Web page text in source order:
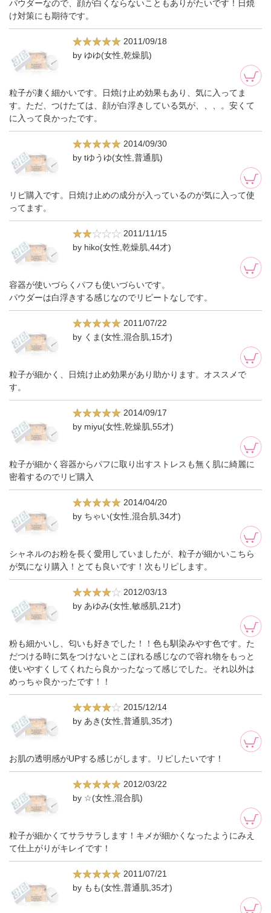
パウダーなので、顔が白くならないこともありがたいです！日焼
け対策にも期待です。
2011/09/18
by ゆゆ(女性,乾燥肌)
粒子が凄く細かいです。日焼け止め効果もあり、気に入ってま
す。ただ、つけたては、顔が白浮きしている気が、、、。安くて
に入って良かったです。
2014/09/30
by tゆうゆ(女性,普通肌)
リピ購入です。日焼け止めの成分が入っているのが気に入って使
ってます。
2011/11/15
by hiko(女性,乾燥肌,44才)
容器が使いづらくパフも使いづらいです。
パウダーは白浮きする感じなのでリピートなしです。
2011/07/22
by くま(女性,混合肌,15才)
粒子が細かく、日焼け止め効果があり助かります。オススメで
す。
2014/09/17
by miyu(女性,乾燥肌,55才)
粒子が細かく容器からパフに取り出すストレスも無く肌に綺麗に
密着するのでリピ購入
2014/04/20
by ちゃい(女性,混合肌,34才)
シャネルのお粉を長く愛用していましたが、粒子が細かいこちら
が気になり購入！とても良いです！次もリピします。
2012/03/13
by あゆみ(女性,敏感肌,21才)
粉も細かいし、匂いも好きでした！！色も馴染みやす色です。た
だつける時に気をつけないとこぼれる感じなので容れ物をもっと
使いやすくしてくれたら良かったなって感じでした。それ以外は
めっちゃ良かったです！！
2015/12/14
by あき(女性,普通肌,35才)
お肌の透明感がUPする感じがします。リピしたいです！
2012/03/22
by ☆(女性,混合肌)
粒子が細かくてサラサラします！キメが細かくなったようにみえ
て仕上がりがキレイです！
2011/07/21
by もも(女性,普通肌,35才)